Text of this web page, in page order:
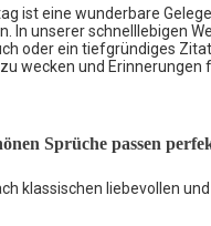
ist eine wunderbare
In unserer schnelllebigen
oder ein tiefgründiges
wecken und
Sprüche passen
klassischen liebevollen